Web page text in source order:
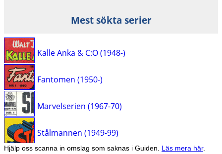
Mest sökta serier
Kalle Anka & C:O (1948-)
Fantomen (1950-)
Marvelserien (1967-70)
Stålmannen (1949-99)
Hjälp oss scanna in omslag som saknas i Guiden. Läs mera här.